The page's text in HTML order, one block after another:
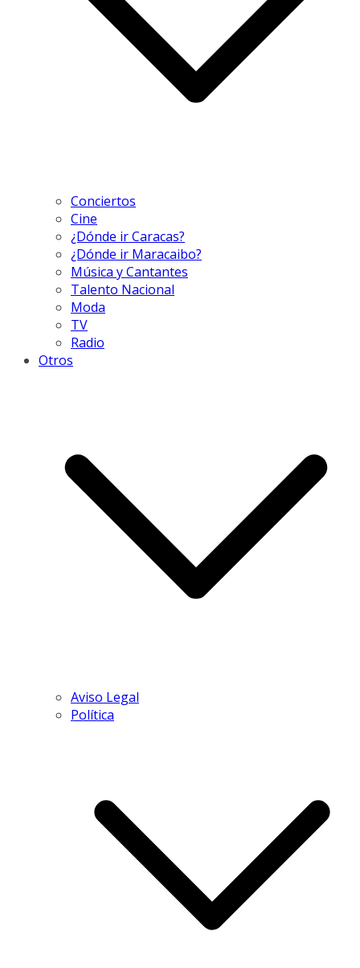
Conciertos
Cine
¿Dónde ir Caracas?
¿Dónde ir Maracaibo?
Música y Cantantes
Talento Nacional
Moda
TV
Radio
Otros
Aviso Legal
Política